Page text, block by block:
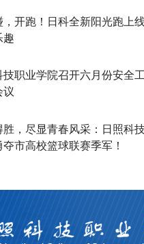
，开跑！日科全新阳光跑上
趣
技职业学院召开六月份安全
议
胜，尽显青春风采：日照科
夺市高校篮球联赛季军！